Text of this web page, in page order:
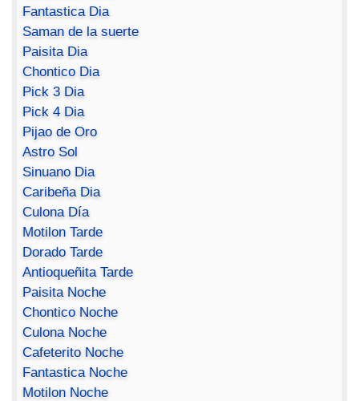
Fantastica Dia
Saman de la suerte
Paisita Dia
Chontico Dia
Pick 3 Dia
Pick 4 Dia
Pijao de Oro
Astro Sol
Sinuano Dia
Caribeña Dia
Culona Día
Motilon Tarde
Dorado Tarde
Antioqueñita Tarde
Paisita Noche
Chontico Noche
Culona Noche
Cafeterito Noche
Fantastica Noche
Motilon Noche